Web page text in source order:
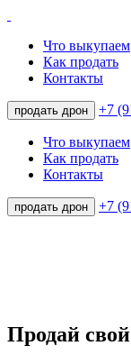
Что выкупаем
Как продать
Контакты
продать дрон +7
Что выкупаем
Как продать
Контакты
продать дрон +7
Продай